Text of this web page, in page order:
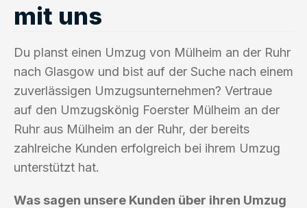
mit uns
Du planst einen Umzug von Mülheim an der Ruhr
nach Glasgow und bist auf der Suche nach einem
zuverlässigen Umzugsunternehmen? Vertraue
auf den Umzugskönig Foerster Mülheim an der
Ruhr aus Mülheim an der Ruhr, der bereits
zahlreiche Kunden erfolgreich bei ihrem Umzug
unterstützt hat.
Was sagen unsere Kunden über ihren Umzug